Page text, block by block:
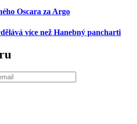
Oscara za Argo
více než Hanebný pancharti